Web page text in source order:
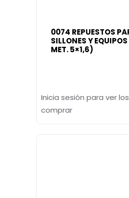
0074 REPUESTOS
SILLONES Y
MET. 5×1,6)
Inicia sesión para ver
comprar